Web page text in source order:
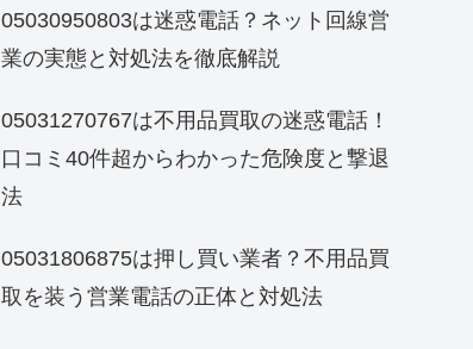
05030950803は迷惑電話？ネット回線営
業の実態と対処法を徹底解説
05031270767は不用品買取の迷惑電話！
口コミ40件超からわかった危険度と撃退
法
05031806875は押し買い業者？不用品買
取を装う営業電話の正体と対処法